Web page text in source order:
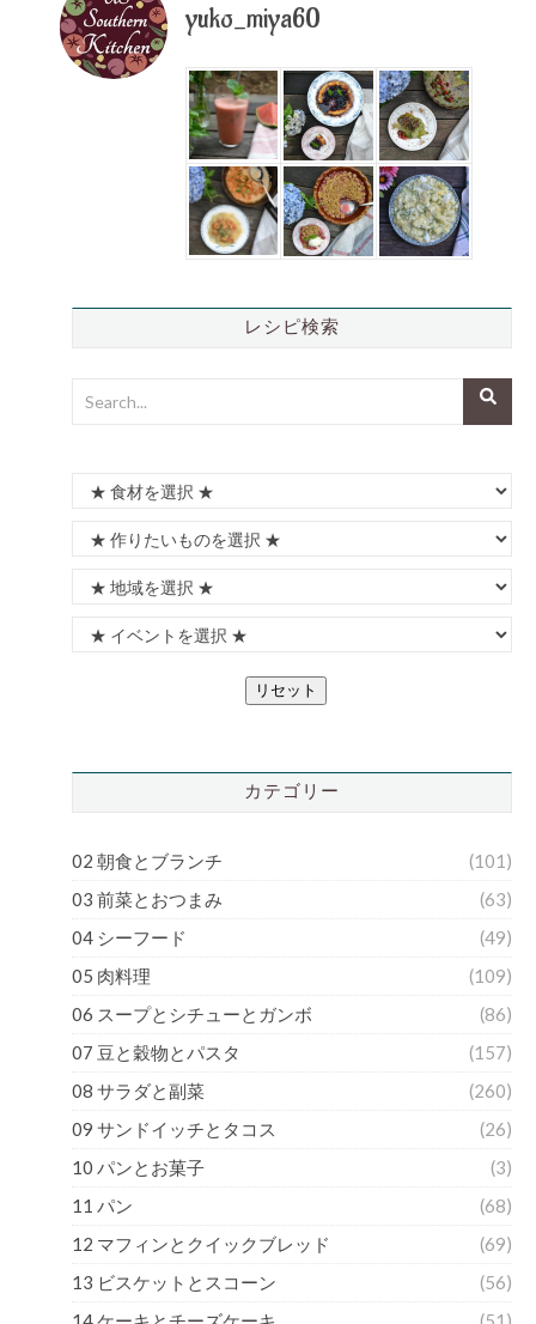
yuko_miya60
レシピ検索
リセット
カテゴリー
02 朝食とブランチ
(101)
03 前菜とおつまみ
(63)
04 シーフード
(49)
05 肉料理
(109)
06 スープとシチューとガンボ
(86)
07 豆と穀物とパスタ
(157)
08 サラダと副菜
(260)
09 サンドイッチとタコス
(26)
10 パンとお菓子
(3)
11 パン
(68)
12 マフィンとクイックブレッド
(69)
13 ビスケットとスコーン
(56)